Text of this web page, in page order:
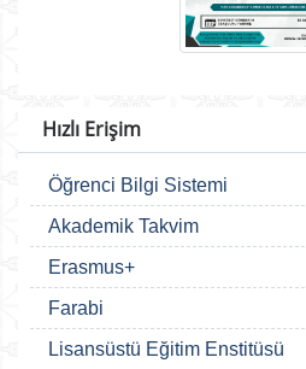
Hızlı Erişim
Öğrenci Bilgi Sistemi
Akademik Takvim
Erasmus+
Farabi
Lisansüstü Eğitim Enstitüsü